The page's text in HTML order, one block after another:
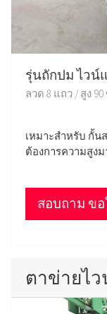
รุ่นถักปม ไวน์
ลวด 8 แถว / สูง
เหมาะสำหรับ กั้น
ต้องการความสูงม
สอบถาม ขอ
ตาข่ายไว